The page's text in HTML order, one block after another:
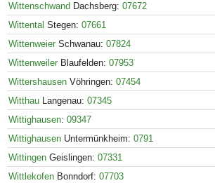
Wittenschwand Dachsberg: 07672
Wittental Stegen: 07661
Wittenweier Schwanau: 07824
Wittenweiler Blaufelden: 07953
Wittershausen Vöhringen: 07454
Witthau Langenau: 07345
Wittighausen: 09347
Wittighausen Untermünkheim: 0791
Wittingen Geislingen: 07331
Wittlekofen Bonndorf: 07703